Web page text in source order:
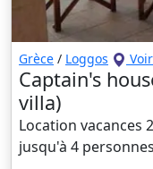
Grèce / Loggos
Captain's
villa)
Location vacances
jusqu'à 4 personnes